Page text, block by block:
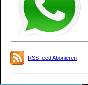
RSS feed Abonieren